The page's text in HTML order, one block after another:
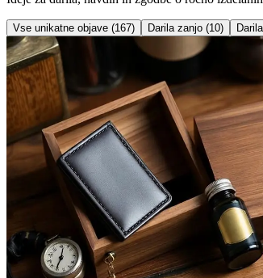
Vse unikatne objave (167) Darila zanjo (10)